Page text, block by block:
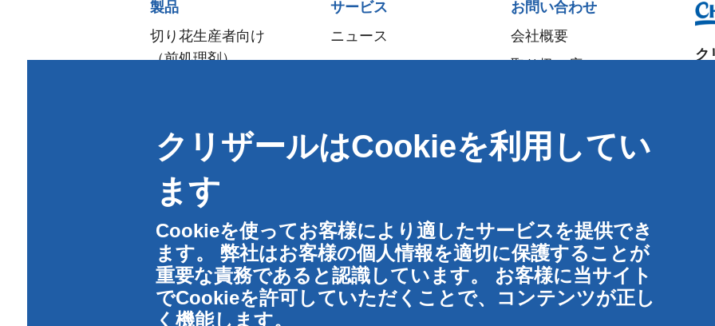
Sitemap
menu
製品
切り花生産者向け
（前処理剤）
デザイン
ご家庭向け
（フラワーフード）
サービス
ニュース
お問い合わせ
会社概要
取り扱い店
Speak-Up Policy
ク
クリザールはCookieを利用してい
ます
Cookieを使ってお客様により適したサービスを提供でき
ます。 弊社はお客様の個人情報を適切に保護することが
重要な責務であると認識しています。 お客様に当サイト
でCookieを許可していただくことで、コンテンツが正し
く機能します。